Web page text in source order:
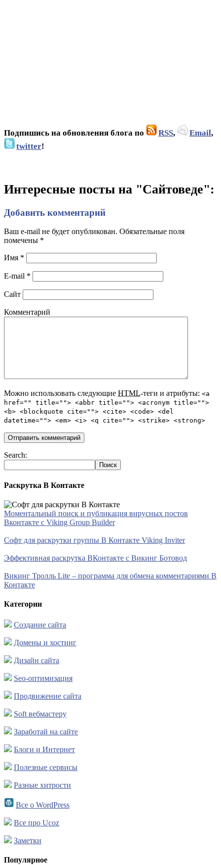
Подпишись на обновления блога по RSS, Email,
twitter!
Интересные посты на "Сайтоведе":
Добавить комментарий
Ваш e-mail не будет опубликован. Обязательные поля
помечены *
Имя *
E-mail *
Сайт
Комментарий
Можно использовать следующие HTML-теги и атрибуты: <a
href="" title=""> <abbr title=""> <acronym title="">
<b> <blockquote cite=""> <cite> <code> <del
datetime=""> <em> <i> <q cite=""> <strike> <strong>
Search:
Раскрутка В Контакте
Моментальный поиск и публикация вирусных постов
Вконтакте с Viking Group Builder
Софт для раскрутки группы В Контакте Viking Inviter
Эффективная раскрутка ВКонтакте с Викинг Ботовод
Викинг Тролль Lite – программа для обмена комментариями В
Контакте
Категории
Создание сайта
Домены и хостинг
Дизайн сайта
Seo-оптимизация
Продвижение сайта
Soft вебмастеру
Заработай на сайте
Блоги и Интернет
Полезные сервисы
Разные хитрости
Все о WordPress
Все про Ucoz
Заметки
Популярное